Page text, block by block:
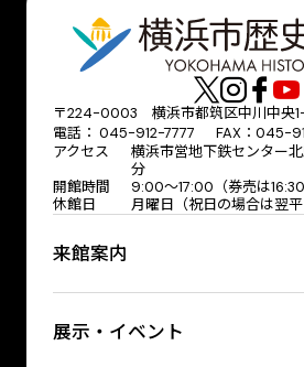
〒224-0003 横浜市都筑区中川中央
電話： 045-912-7777 FAX：045-
アクセス
横浜市営地下鉄センター
分
開館時間
9:00〜17:00（券売は16:30
休館日
月曜日（祝日の場合は翌
来館案内
展示・イベント